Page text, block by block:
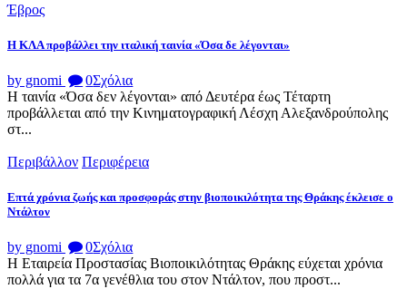
Έβρος
Η ΚΛΑ προβάλλει την ιταλική ταινία «Όσα δε λέγονται»
by gnomi 0Σχόλια
Η ταινία «Όσα δεν λέγονται» από Δευτέρα έως Τέταρτη
προβάλλεται από την Κινηματογραφική Λέσχη Αλεξανδρούπολης
στ...
Περιβάλλον Περιφέρεια
Επτά χρόνια ζωής και προσφοράς στην βιοποικιλότητα της Θράκης έκλεισε ο
Ντάλτον
by gnomi 0Σχόλια
Η Εταιρεία Προστασίας Βιοποικιλότητας Θράκης εύχεται χρόνια
πολλά για τα 7α γενέθλια του στον Ντάλτον, που προστ...